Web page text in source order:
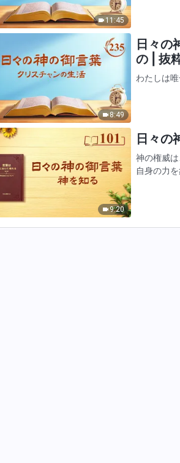
11:45
8:49
日々の
の | 抜
わたしは
9:20
日々の
神の権威
自身の力